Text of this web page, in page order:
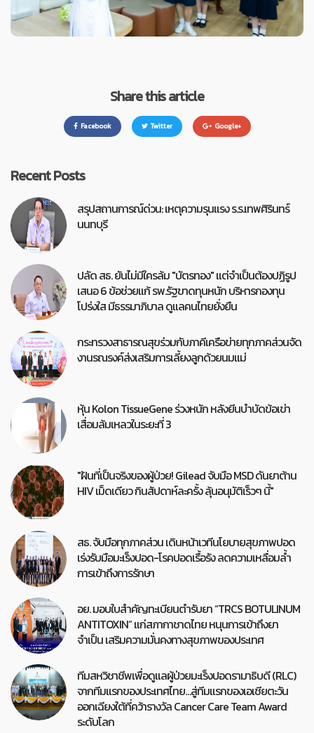
Share this article
Facebook Twitter Google+
Recent Posts
สรุปสถานการณ์ด่วน: เหตุความรุนแรง ร.ร.เทพศิรินทร์
นนทบุรี
ปลัด สธ. ยันไม่มีใครล้ม "บัตรทอง" แต่จำเป็นต้องปฏิรูป
เสนอ 6 ข้อช่วยแก้ รพ.รัฐขาดทุนหนัก บริหารกองทุน
โปร่งใส มีธรรมาภิบาล ดูแลคนไทยยั่งยืน
กระทรวงสาธารณสุขร่วมกับภาคีเครือข่ายทุกภาคส่วนจัด
งานรณรงค์ส่งเสริมการเลี้ยงลูกด้วยนมแม่
หุ้น Kolon TissueGene ร่วงหนัก หลังยีนบำบัดข้อเข่า
เสื่อมล้มเหลวในระยะที่ 3
"ฝันที่เป็นจริงของผู้ป่วย! Gilead จับมือ MSD ดันยาต้าน
HIV เม็ดเดียว กินสัปดาห์ละครั้ง ลุ้นอนุมัติเร็วๆ นี้"
สธ. จับมือทุกภาคส่วน เดินหน้าเวทีนโยบายสุขภาพปอด
เร่งรับมือมะเร็งปอด-โรคปอดเรื้อรัง ลดความเหลื่อมล้ำ
การเข้าถึงการรักษา
อย. มอบใบสำคัญทะเบียนตำรับยา “TRCS BOTULINUM
ANTITOXIN” แก่สภากาชาดไทย หนุนการเข้าถึงยา
จำเป็น เสริมความมั่นคงทางสุขภาพของประเทศ
ทีมสหวิชาชีพเพื่อดูแลผู้ป่วยมะเร็งปอดรามาธิบดี (RLC)
จากทีมแรกของประเทศไทย…สู่ทีมแรกของเอเชียตะวัน
ออกเฉียงใต้ที่คว้ารางวัล Cancer Care Team Award
ระดับโลก